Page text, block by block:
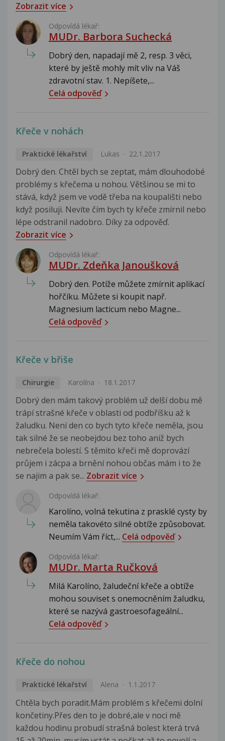
Zobrazit více
Odpovídá lékař:
MUDr. Barbora Suchecká
Dobrý den, napadají mě 2, resp. 3 věci,
které by ještě mohly mít vliv na Váš
zdravotní stav. 1. Nepíšete,...
Celá odpověď
Křeče v nohách
Praktické lékařství Lukas 22.1.2017
Dobrý den. Chtěl bych se zeptat, mám dlouhodobé
problémy s křečema u nohou. Většinou se mi to
stává, když jsem ve vodě třeba na koupališti nebo
když posiluji. Nevíte čím bych ty křeče zmírnil nebo
lépe odstranil nadobro. Díky za odpověď.
Zobrazit více
Odpovídá lékař:
MUDr. Zdeňka Janoušková
Dobrý den. Potíže můžete zmírnit aplikací
hořčíku. Můžete si koupit např.
Magnesium lacticum nebo Magne...
Celá odpověď
Křeče v břiše
Chirurgie Karolína 18.1.2017
Dobrý den mám takový problém už delší dobu mě
trápí strašné křeče v oblasti od podbříšku až k
žaludku. Není den co bych tyto křeče neměla, jsou
tak silné že se neobejdou bez toho aniž bych
nebrečela bolestí. S těmito křeči mě doprovází
průjem i zácpa a brnění nohou občas mám i to že
se najim a pak se... Zobrazit více
Odpovídá lékař:
Karolíno, volná tekutina z prasklé cysty by
neměla takovéto silné obtíže způsobovat.
Neumím Vám říct,... Celá odpověď
Odpovídá lékař:
MUDr. Marta Ručková
Milá Karolíno, žaludeční křeče a obtíže
mohou souviset s onemocněním žaludku,
které se nazývá gastroesofageální...
Celá odpověď
Křeče do nohou
Praktické lékařství Alena 1.1.2017
Chtěla bych poradit.Mám problém s křečemi dolní
končetiny.Přes den to je dobré,ale v noci mě
každou hodinu probudí strašná bolest která trvá